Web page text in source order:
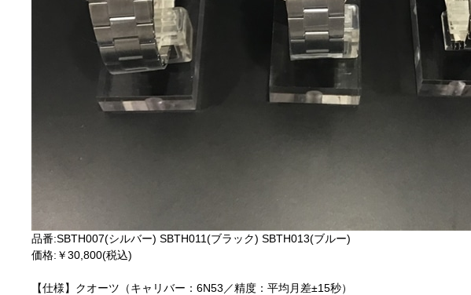
品番:SBTH007(シルバー) SBTH011(ブラック) SBTH013(ブルー)
価格:￥30,800(税込)
【仕様】クオーツ（キャリバー：6N53／精度：平均月差±15秒）